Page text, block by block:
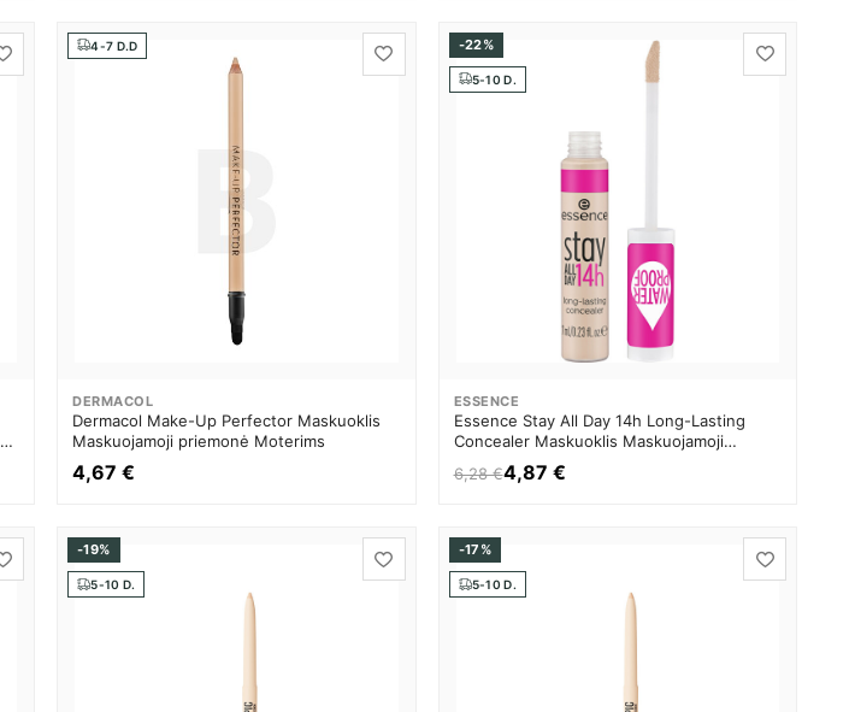
4-7 D.D
DERMACOL
Dermacol Make-Up Perfector Maskuoklis
Maskuojamoji priemonė Moterims
4,67 €
-22%
5-10 D.
ESSENCE
Essence Stay All Day 14h Long-Lasting
Concealer Maskuoklis Maskuojamoji
priemonė Moterims
6,28 €4,87 €
-19%
5-10 D.
-17%
5-10 D.